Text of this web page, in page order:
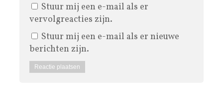
Stuur mij een e-mail als er
vervolgreacties zijn.
Stuur mij een e-mail als er nieuwe
berichten zijn.